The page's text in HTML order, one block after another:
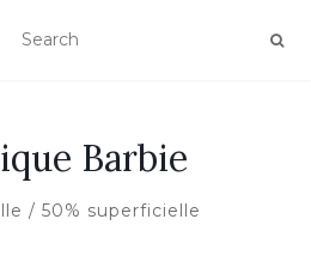
NAVIGATION
Barbie
/ 50% superficielle